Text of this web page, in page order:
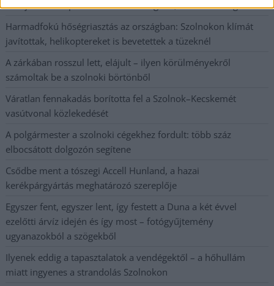
Kiterjedt tüzek pusztítanak az országban, köztük Karcagon
Harmadfokú hőségriasztás az országban: Szolnokon klímát
javítottak, helikoptereket is bevetettek a tüzeknél
A zárkában rosszul lett, elájult – ilyen körülményekről
számoltak be a szolnoki börtönből
Váratlan fennakadás borította fel a Szolnok–Kecskemét
vasútvonal közlekedését
A polgármester a szolnoki cégekhez fordult: több száz
elbocsátott dolgozón segítene
Csődbe ment a tószegi Accell Hunland, a hazai
kerékpárgyártás meghatározó szereplője
Egyszer fent, egyszer lent, így festett a Duna a két évvel
ezelőtti árvíz idején és így most – fotógyűjtemény
ugyanazokból a szögekből
Ilyenek eddig a tapasztalatok a vendégektől – a hőhullám
miatt ingyenes a strandolás Szolnokon